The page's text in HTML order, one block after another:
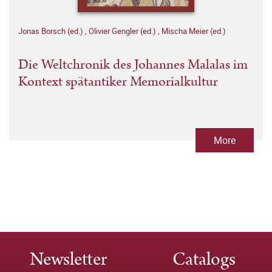
Jonas Borsch (ed.) , Olivier Gengler (ed.) , Mischa Meier (ed.)
Die Weltchronik des Johannes Malalas im
Kontext spätantiker Memorialkultur
More
Newsletter Catalogs